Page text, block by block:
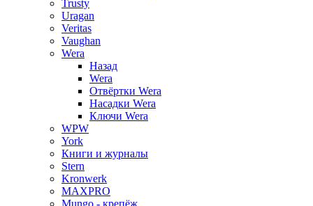
Trusty
Uragan
Veritas
Vaughan
Wera
Назад
Wera
Отвёртки Wera
Насадки Wera
Ключи Wera
WPW
York
Книги и журналы
Stern
Kronwerk
MAXPRO
Mungo - крепёж